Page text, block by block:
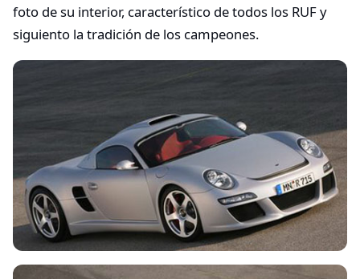
foto de su interior, característico de todos los RUF y
siguiento la tradición de los campeones.